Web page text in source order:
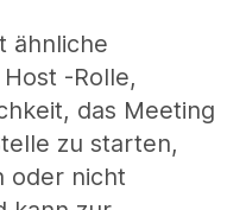
ähnliche
-Rolle,
das Meeting
zu starten,
oder nicht